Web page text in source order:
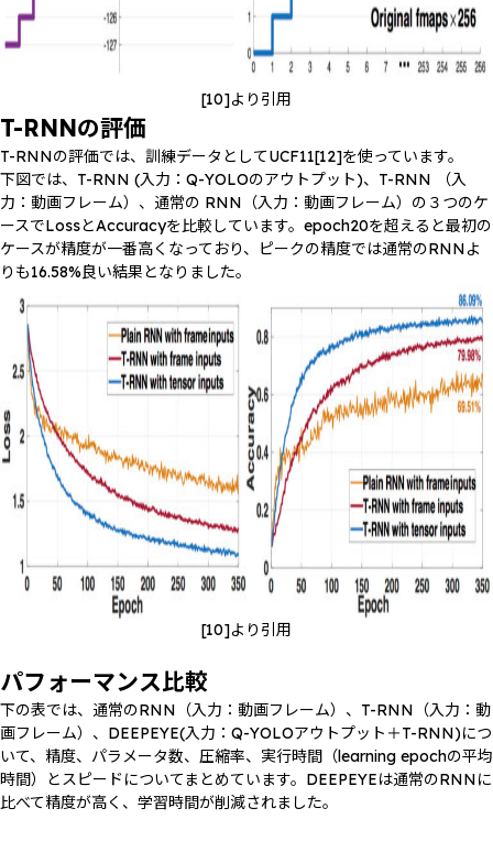
[10]より引用
T-RNNの評価
T-RNNの評価では、訓練データとしてUCF11[12]を使っています。
下図では、T-RNN (入力：Q-YOLOのアウトプット)、T-RNN （入
力：動画フレーム）、通常の RNN（入力：動画フレーム）の３つのケ
ースでLossとAccuracyを比較しています。epoch20を超えると最初の
ケースが精度が一番高くなっており、ピークの精度では通常のRNNよ
りも16.58%良い結果となりました。
[10]より引用
パフォーマンス比較
下の表では、通常のRNN（入力：動画フレーム）、T-RNN（入力：動
画フレーム）、DEEPEYE(入力：Q-YOLOアウトプット＋T-RNN)につ
いて、精度、パラメータ数、圧縮率、実行時間（learning epochの平均
時間）とスピードについてまとめています。DEEPEYEは通常のRNNに
比べて精度が高く、学習時間が削減されました。